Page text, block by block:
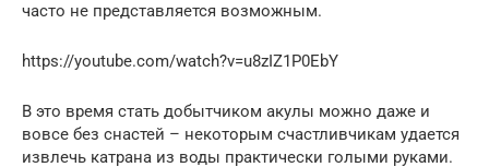
часто не представляется возможным.
https://youtube.com/watch?v=u8zIZ1P0EbY
В это время стать добытчиком акулы можно даже и
вовсе без снастей – некоторым счастливчикам удается
извлечь катрана из воды практически голыми руками.